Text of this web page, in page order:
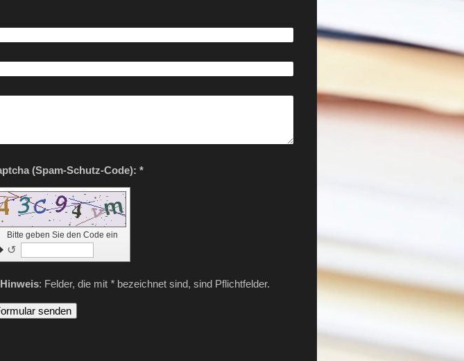
Captcha (Spam-Schutz-Code): *
Bitte geben Sie den Code ein
↺
Hinweis : Felder, die mit * bezeichnet sind, sind Pflichtfelder.